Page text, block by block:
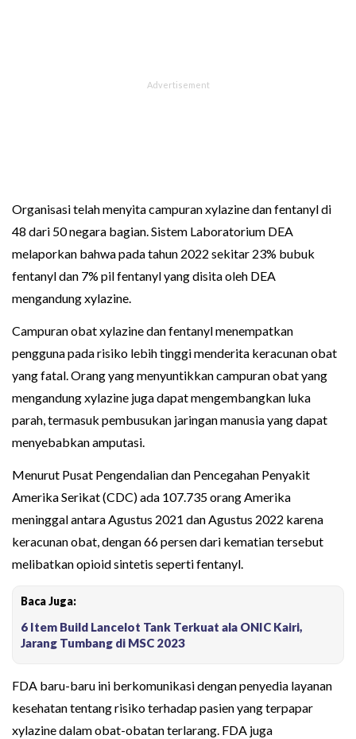
Organisasi telah menyita campuran xylazine dan fentanyl di
48 dari 50 negara bagian. Sistem Laboratorium DEA
melaporkan bahwa pada tahun 2022 sekitar 23% bubuk
fentanyl dan 7% pil fentanyl yang disita oleh DEA
mengandung xylazine.
Campuran obat xylazine dan fentanyl menempatkan
pengguna pada risiko lebih tinggi menderita keracunan obat
yang fatal. Orang yang menyuntikkan campuran obat yang
mengandung xylazine juga dapat mengembangkan luka
parah, termasuk pembusukan jaringan manusia yang dapat
menyebabkan amputasi.
Menurut Pusat Pengendalian dan Pencegahan Penyakit
Amerika Serikat (CDC) ada 107.735 orang Amerika
meninggal antara Agustus 2021 dan Agustus 2022 karena
keracunan obat, dengan 66 persen dari kematian tersebut
melibatkan opioid sintetis seperti fentanyl.
Baca Juga:
6 Item Build Lancelot Tank Terkuat ala ONIC Kairi,
Jarang Tumbang di MSC 2023
FDA baru-baru ini berkomunikasi dengan penyedia layanan
kesehatan tentang risiko terhadap pasien yang terpapar
xylazine dalam obat-obatan terlarang. FDA juga